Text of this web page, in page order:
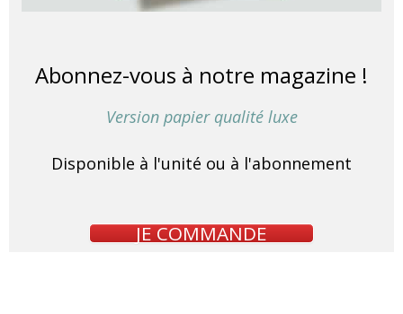
Abonnez-vous à notre magazine !
Version papier qualité luxe
Disponible à l'unité ou à l'abonnement
JE COMMANDE